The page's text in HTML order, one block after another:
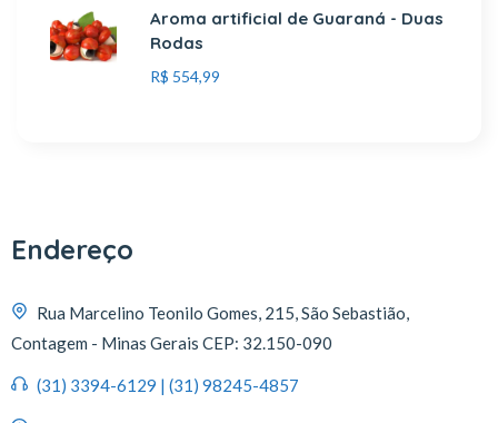
Aroma artificial de Guaraná - Duas
Rodas
R$ 554,99
Endereço
Rua Marcelino Teonilo Gomes, 215, São Sebastião,
Contagem - Minas Gerais CEP: 32.150-090
(31) 3394-6129 | (31) 98245-4857